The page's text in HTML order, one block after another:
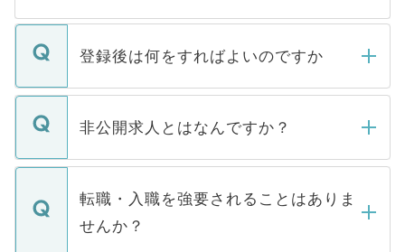
登録後は何をすればよいのですか
ご登録いただきましたら、弊社担当者がご
登録内容を確認し、その後メールもしくは
ます。通常、5営業日以内にはご連絡をせて
いただきますので、しばらくお待ちくださ
非公開求人とはなんですか？
マイナビDOCTORで取り扱っている求人の
うち約3割は、Webサイトからご覧いただ
けない「非公開求人」です。非公開求人は
下記の理由によって、一般には公開してい
転職・入職を強要されることはありま
せんか？